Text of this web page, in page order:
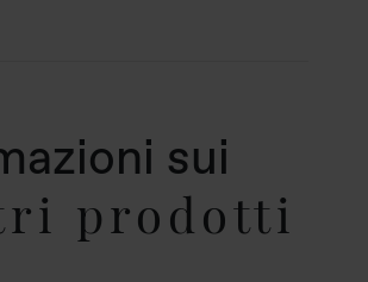
sui
prodotti